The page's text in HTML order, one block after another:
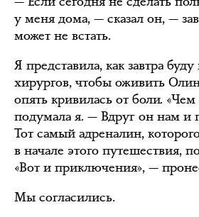
у меня дома, — сказал он, —
может не встать.
Я представила, как завтра
хирургов, чтобы оживить
опять кривилась от боли.
подумала я. — Вдруг он нам и
Тот самый адреналин,
в начале этого путешествия,
«Вот и приключения», —
Мы согласились.